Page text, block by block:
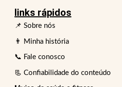
links rápidos
📌 Sobre nós
👨 Minha história
📞 Fale conosco
📃 Confiabilidade do conteúdo